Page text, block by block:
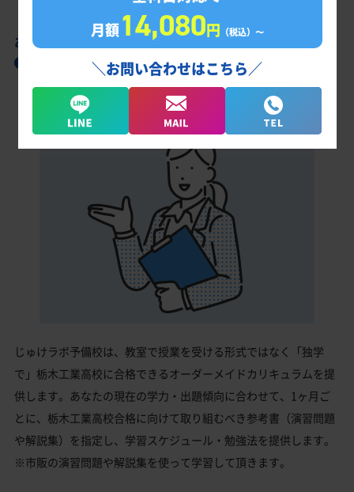
あなただけの学習計画だから成果が出る！
栃木工業高校合格に向けた受験対策カリキュ
ラム
じゅけラボ予備校は、教室で授業を受ける形式ではなく「独学
で」栃木工業高校に合格できるオーダーメイドカリキュラムを提
供します。あなたの現在の学力・出題傾向に合わせて、1ヶ月ご
とに、栃木工業高校合格に向けて取り組むべき参考書（演習問題
や解説集）を指定し、学習スケジュール・勉強法を提供します。
※市販の演習問題や解説集を使って学習して頂きます。
月額14,080円 （税込）〜
＼お問い合わせはこちら／